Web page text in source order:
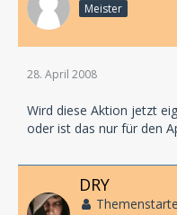
Meister
28. April 2008
Wird diese Aktion jetzt
oder ist das nur für den
DRY